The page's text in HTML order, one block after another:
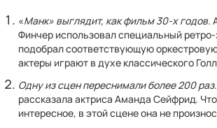
«Манк» выглядит, как фильм 30-х годов.
Финчер использовал специальный ретро-
подобрал соответствующую
актеры играют в духе классического
Одну из сцен переснимали более 200 раз.
рассказала актриса Аманда Сейфрид.
интересное, в этой сцене она не